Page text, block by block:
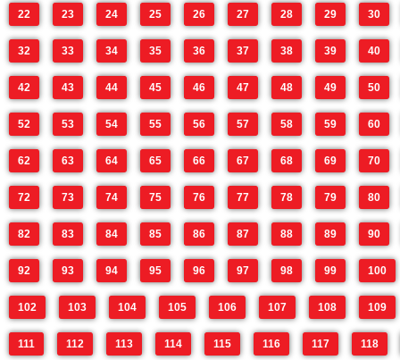
22 23 24 25 26 27 28 29 30
32 33 34 35 36 37 38 39 40
42 43 44 45 46 47 48 49 50
52 53 54 55 56 57 58 59 60
62 63 64 65 66 67 68 69 70
72 73 74 75 76 77 78 79 80
82 83 84 85 86 87 88 89 90
92 93 94 95 96 97 98 99 100
102 103 104 105 106 107 108 109
111 112 113 114 115 116 117 118